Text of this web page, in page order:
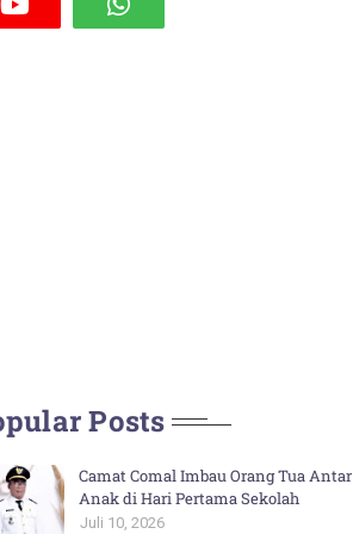
Posts
Camat Comal Imbau Orang Tua Antar
Anak di Hari Pertama Sekolah
Juli 10, 2026